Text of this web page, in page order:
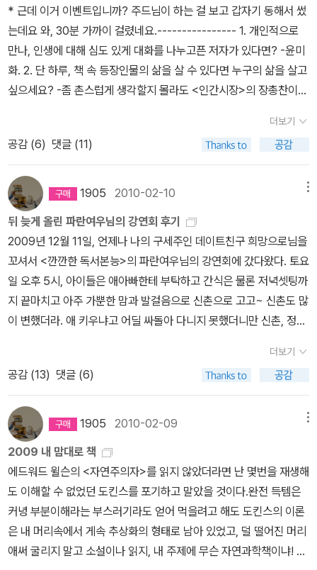
에 2학기 수학 문제집이랑 영어 문법집(이벤트 상품: 락앤락 도마 받
으려고 몰아서 주문~ ^^*) 이 도착했는데 함께 도착한 만화책만 홀랑
보고는 어제부터 홀릭한 '땡땡의 모험' 시리즈 꺼내다 낄낄 거리며 보
느라 오전 시간 다 보내버렸어요. 이번 방학하면 피아노 다시 배우고
싶대서 조금 아까 피아노 학원에 가서 등록해주고 돌아왔어요. 주말
고 물놀이도 하고, 하루 하루가 신나는 모양이에요. ^^ 펼친 부분 접기
▲
실 문 옆에 걸린 선반에는 화분을 올려 두었고, 거실 창 앞에 철제 책
꽂이를 하나 더 들여서 나란히 나란히..... 어찌됐든 오늘 EBS 피디
와 카메라 담당하신 분이 온다니까, 1시부터 촬영을 하긴 하나 봅니
다.작가는 현재 우리 생활과 조금 다른 연출을 원하는데, 어쩌면 줄다
리기를 해야 될 듯합니다.자기들이 보여주고 싶은 장면을(만) 담으면
몇 개 들어가는데가정(족)독서에 몇 몇 가족이 참여하는 줄 알았는데,
가정(족) 독서는 우리가족만 찍는대서 좀 부담이 되지만,최대한 우리
가족 실생활을 그대로 보여주는 쪽으로 가보렵니다. 그동안 도서관에
관한 책이나 독서에 대한 책을 읽고 사고... 현재 늘푸른 도서관 소장
도서만 담아봅니다.<도서관> 엘리자베스 브라운의 삶을 꿈꾸며....
쓸고 닦고 청결 주부보다는 책읽기를 더 좋아한 덕에, 책도 쌓이고 먼
지도 쌓이고...^^ 접힌 부분 펼치기 ▼
펼친 부분 접기 ▲ 아~ 추가하는 자랑질!^^ EB
S 다큐팀에서 우리집에 촬영온다는 페이퍼를 본 000 출판사에서 늘
푸른 작은도서관 소장 리스트를 확인하고, 내게 없는 책과 소식지를
한보따리 보내왔다.감짝선물은 언제나 감동의 쓰나미를 몰고 온다~
소장도서 리스트에 추가하겠습니다!
* 근데 이거 이벤트입니까? 주드님이 하는 걸 보고 갑자기 동해서 썼
는데요 와, 30분 가까이 걸렸네요.---------------- 1. 개인적으로
만나, 인생에 대해 심도 있게 대화를 나누고픈 저자가 있다면? -윤미
화. 2. 단 하루, 책 속 등장인물의 삶을 살 수 있다면 누구의 삶을 살고
싶으세요? -좀 촌스럽게 생각할지 몰라도 <인간시장>의 장총찬이
이 조폭처럼 생겼기에 다들 구경만 할 뿐 말리지 못했다. 나도 그 중
하나였다. 이런 장면들이 살면서 몇 번 있었다. 합기도 초단이긴 해도
조폭을 이기고 이런 수준은 아니라서, 가끔은 내가 장총찬처럼 싸움
을 잘하면 얼마나 좋을까 하는 생각을 한다.
가 완전히 달랐던, 이른바 ‘낚인’ 책이 있다면? -<키스하기 전에 우리
가 하는 말들>: 이 책의 제목에 왜 ‘키스’가 들어가야 하는지 다 읽고
나서도 당췌 모르겠다. 살다살다 이런 낚시는 처음 봤다.4. 표지가 가
장 예쁘다고, 책 내용과 잘 어울린다고 생각하는 책은? -<런던을 속
삭여줄께>의 표지가 제일 예쁘다: 정혜윤 피디를 처음 봤을 때 기절
할 뻔했다. 라디오 출연을 부탁하기에 만나서 거절하려고 했는데, 당
연한 얘기지만 난 그 라디오 프로에 몇 달간 출연했다.5. 다시 나와주
길, 국내 출간되길 학수고대하고 있는 책이 있다면? -그런 건 없고,
대신 절판되어주길 학수고대하는 책이 있다. <소설 마x우스>라고,
6. 책을 읽다 오탈자가 나오면 어떻게 반응하시는지요?-원래는 빨간
펜으로 고쳤는데, 지금은 그냥 넘어간다. 나이가 듦에 따라 맞춤법을
잘 모르겠다. ‘건내주다’가 맞는지 ‘건네주다’가 맞는지 헷갈리는 날
보는 게 슬프다. 7. 3번 이상 반복하여 완독한 책이 있으신가요? -<
삼국지>: 아버님께서 “삼국지 열 번 읽은 사람한테는 묻지도 말고 돈
을 빌려주라”고 해서 4번 읽었다.8. 어린 시절에 너무 사랑했던, 그
래서 (미래의) 내 아이에게 꼭 읽어주고 싶은 책? -내 어린 시절은,
흑, 책과 담을 쌓은 세월이었다. 아버지가 무서운 분이셨는데, 이상하
더보기
공감 (6) 댓글 (11)
1905 2010-02-10
뒤 늦게 올린 파란여우님의 강연회 후기
2009년 12월 11일, 언제나 나의 구세주인 데이트친구 희망으로님을
꼬셔서 <깐깐한 독서본능>의 파란여우님의 강연회에 갔다왔다. 토요
일 오후 5시, 아이들은 애아빠한테 부탁하고 간식은 물론 저녁셋팅까
지 끝마치고 아주 가뿐한 맘과 발걸음으로 신촌으로 고고~ 신촌도 많
이 변했더라. 애 키우냐고 어딜 싸돌아 다니지 못했더니만 신촌, 정말
해서 커피 마시면서 희망으로님하고 사는 이야기 좀 나누다가 시간
돼서 강연장소로 향했다. 가면서 혹시 강연회에 많지 않으면 어떡하
나? 라는 걱정도 내심 들었던 것도 사실이다. 파란여우님의 강연회
전에 최재천교수님이 주관하는 다윈강연회를 다녀온적이 있었는데,
에구에구 나 포험 딱 14명밖에 없었다. 어찌나 내가 더 미안하던지.강
의 내용은 좋았지만 저녁밥을 지어야하는 나는 5시무렵에 일어나야
했는데 발걸음이 정말 안 떨어지더라. 나마저 가면 10명안팎. 강연 끝
마무리도 중요하지만 새끼들 밥이 더 중요하므로 어쩔 수 없이 일어
나야만 했던, 쓰디쓴 기억과 경험이 되살아나 주말에 많은 사람들이
왔을까, 게다가 날씨가 추워지던 때라다윈강연회처럼 사람이 없으면
어쩌지? 했던걱정이 아주 없었던 것은 아니었다.하지만 이건 기우.
더보기
공감 (13) 댓글 (6)
1905 2010-02-09
2009 내 맘대로 책
에드워드 윌슨의 <자연주의자>를 읽지 않았더라면 난 몇번을 재생해
도 이해할 수 없었던 도킨스를 포기하고 말았을 것이다.완전 득템은
커녕 부분이해라는 부스러기라도 얻어 먹을려고 해도 도킨스의 이론
은 내 머리속에서 게속 추상화의 형태로 남아 있었고, 덜 떨어진 머리
애써 굴리지 말고 소설이나 읽지, 내 주제에 무슨 자연과학책이냐! 며